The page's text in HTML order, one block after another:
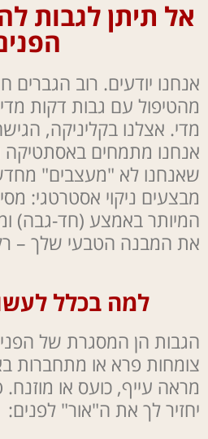
אל תיתן לגבות
אנחנו יודעים. רוב
מהטיפול עם גבות דקות
מדי. אצלנו בקליניקה,
אנחנו מתמחים באסתטיקה
שאנחנו לא "מעצבים"
מבצעים ניקוי אסטרטגי:
המיותר באמצע (חד-גבה)
את המבנה הטבעי שלך –
למה בכלל
הגבות הן המסגרת של
צומחות פרא או מתחברות
מראה עייף, כועס או
יחזיר לך את ה"אור" לפנים: